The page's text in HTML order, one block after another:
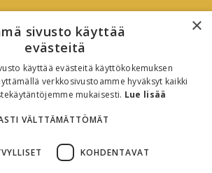
×
sivusto käyttää
evästeitä
käyttää evästeitä käyttökokemuksen
verkkosivustoamme hyväksyt kaikki
mukaisesti. Lue lisää
VÄLTTÄMÄTTÖMÄT
KOHDENTAVAT